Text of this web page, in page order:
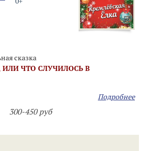
сказка
ЧТО СЛУЧИЛОСЬ В
Подробнее
300-450 руб